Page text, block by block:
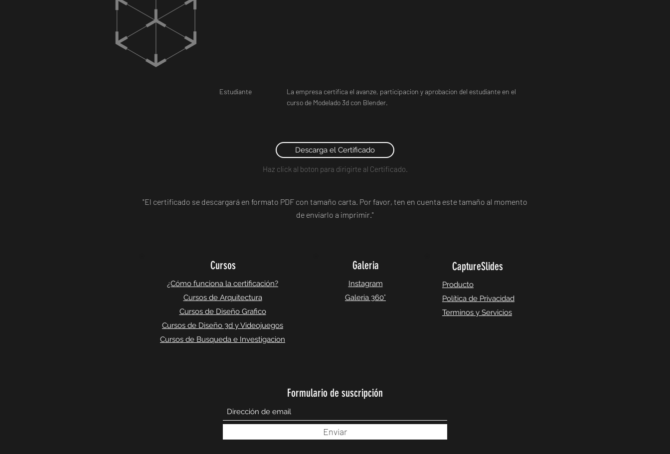
Estudiante
La empresa certifica el avanze, participacion y aprobacion del estudiante en el
curso de Modelado 3d con Blender.
Descarga el Certificado
Haz click al boton para dirigirte al Certificado.
"El certificado se descargará en formato PDF con tamaño carta. Por favor, ten en cuenta este tamaño al momento
de enviarlo a imprimir."
Cursos
¿Cómo funciona la certificación?
Cursos de Arquitectura
Cursos de Diseño Grafico
Cursos de Diseño 3d y Videojuegos
Cursos de Busqueda e Investigacion
Galeria
Instagram
Galeria 360°
CaptureSlides
Producto
Política de Privacidad
Terminos y Servicios
Formulario de suscripción
Enviar